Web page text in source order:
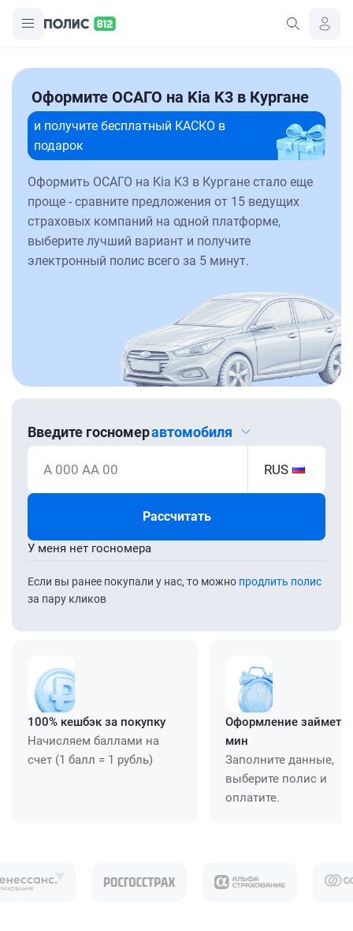
Оформите ОСАГО на Kia K3 в Кургане
и получите бесплатный КАСКО в
подарок
Оформить ОСАГО на Kia K3 в Кургане стало еще
проще - сравните предложения от 15 ведущих
страховых компаний на одной платформе,
выберите лучший вариант и получите
электронный полис всего за 5 минут.
Введите госномеравтомобиля
А 000 АА 00 RUS
Рассчитать
Если вы ранее покупали у нас, то можно продлить полис
за пару кликов
У меня нет госномера
100% кешбэк за покупку
Начисляем баллами на
счет (1 балл = 1 рубль)
Оформление займет
мин
Заполните данные,
выберите полис и
оплатите.